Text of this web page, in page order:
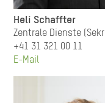
Heli Schaffter
Zentrale Dienste
+41 31 321 00 11
E-Mail